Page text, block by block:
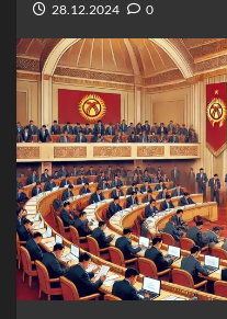
28.12.2024 0